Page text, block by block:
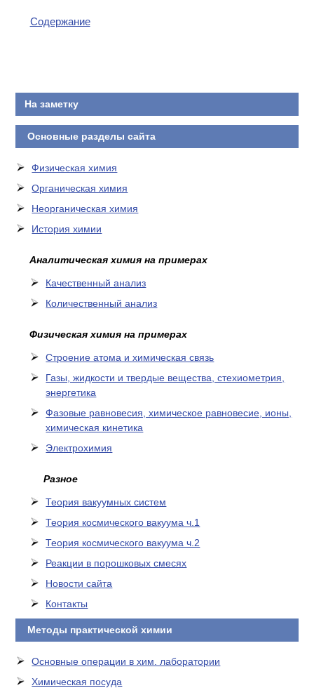
Содержание
На заметку
Основные разделы сайта
Физическая химия
Органическая химия
Неорганическая химия
История химии
Аналитическая химия на примерах
Качественный анализ
Количественный анализ
Физическая химия на примерах
Cтроение атома и химическая связь
Газы, жидкости и твердые вещества, стехиометрия,
энергетика
Фазовые равновесия, химическое равновесие, ионы,
химическая кинетика
Электрохимия
Разное
Теория вакуумных систем
Теория космического вакуума ч.1
Теория космического вакуума ч.2
Реакции в порошковых смесях
Новости сайта
Контакты
Методы практической химии
Основные операции в хим. лаборатории
Химическая посуда